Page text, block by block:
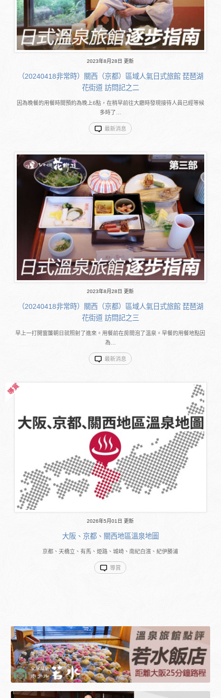
2023年8月28日 更新
（20240418非常時）關西（京都）區域人氣日式旅館 琵琶湖
花街道 訪問記之二
因為晚餐的用餐時間預約為晚上6點，在稍早前往大廳時發現接待人員已經等候
多時了…
最新消息
2023年8月28日 更新
（20240418非常時）關西（京都）區域人氣日式旅館 琵琶湖
花街道 訪問記之三
早上一打開窗簾朝日就照射了進來。用餐前在房間泡了溫泉。早餐的用餐地點因
為…
最新消息
2026年5月01日 更新
大阪、京都、關西地區溫泉地圖
京都、天橋立、有馬、姫路、城崎、南紀白濱、紀伊勝浦
導賞